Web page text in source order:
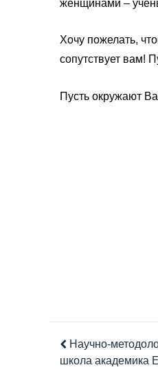
женщинами –
Хочу пожелать,
сопутствует вам!
Пусть окружают
Научно-
школа академика